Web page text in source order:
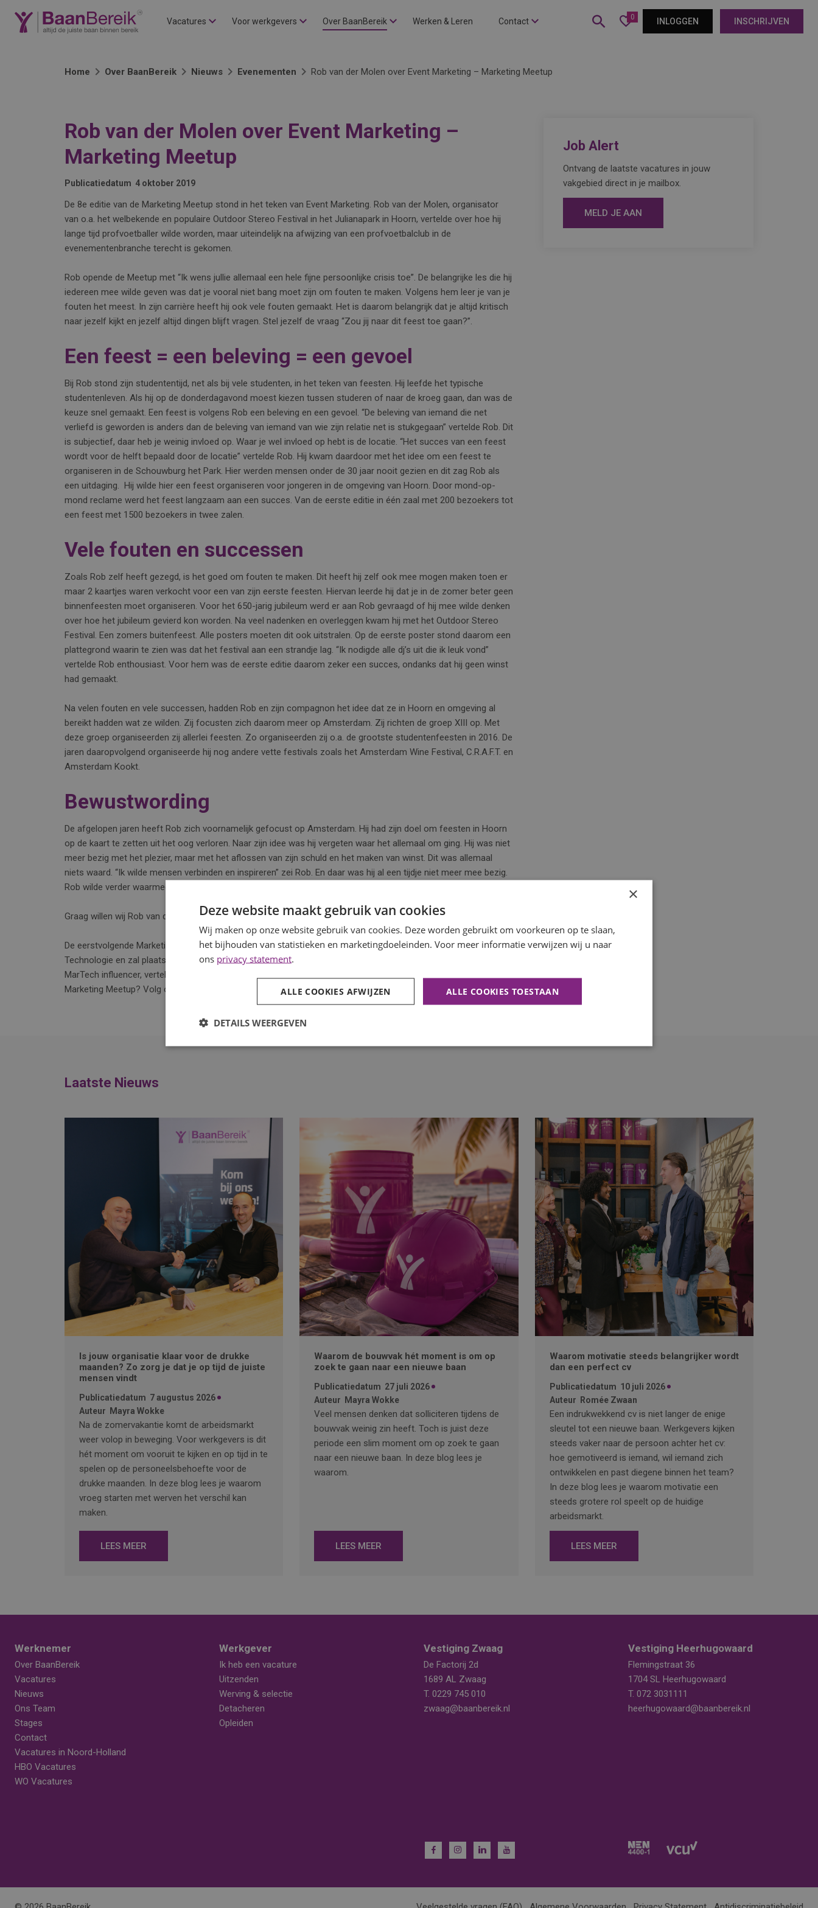
Vacatures Voor werkgevers Over BaanBereik Werken & Leren Contact 0 INLOGGEN INSCHRIJVEN
Home Over BaanBereik Nieuws Evenementen Rob van der Molen over Event Marketing – Marketing Meetup
Rob van der Molen over Event Marketing –
Marketing Meetup
Publicatiedatum 4 oktober 2019
De 8e editie van de Marketing Meetup stond in het teken van Event Marketing. Rob van der Molen, organisator
van o.a. het welbekende en populaire Outdoor Stereo Festival in het Julianapark in Hoorn, vertelde over hoe hij
lange tijd profvoetballer wilde worden, maar uiteindelijk na afwijzing van een profvoetbalclub in de
evenementenbranche terecht is gekomen.
Rob opende de Meetup met “Ik wens jullie allemaal een hele fijne persoonlijke crisis toe”. De belangrijke les die hij
iedereen mee wilde geven was dat je vooral niet bang moet zijn om fouten te maken. Volgens hem leer je van je
fouten het meest. In zijn carrière heeft hij ook vele fouten gemaakt. Het is daarom belangrijk dat je altijd kritisch
naar jezelf kijkt en jezelf altijd dingen blijft vragen. Stel jezelf de vraag “Zou jij naar dit feest toe gaan?”.
Een feest = een beleving = een gevoel
Bij Rob stond zijn studententijd, net als bij vele studenten, in het teken van feesten. Hij leefde het typische
studentenleven. Als hij op de donderdagavond moest kiezen tussen studeren of naar de kroeg gaan, dan was de
keuze snel gemaakt. Een feest is volgens Rob een beleving en een gevoel. “De beleving van iemand die net
verliefd is geworden is anders dan de beleving van iemand van wie zijn relatie net is stukgegaan” vertelde Rob. Dit
is subjectief, daar heb je weinig invloed op. Waar je wel invloed op hebt is de locatie. “Het succes van een feest
wordt voor de helft bepaald door de locatie” vertelde Rob. Hij kwam daardoor met het idee om een feest te
organiseren in de Schouwburg het Park. Hier werden mensen onder de 30 jaar nooit gezien en dit zag Rob als
een uitdaging. Hij wilde hier een feest organiseren voor jongeren in de omgeving van Hoorn. Door mond-op-
mond reclame werd het feest langzaam aan een succes. Van de eerste editie in één zaal met 200 bezoekers tot
een feest met 1500 bezoekers in twee zalen.
Vele fouten en successen
Zoals Rob zelf heeft gezegd, is het goed om fouten te maken. Dit heeft hij zelf ook mee mogen maken toen er
maar 2 kaartjes waren verkocht voor een van zijn eerste feesten. Hiervan leerde hij dat je in de zomer beter geen
binnenfeesten moet organiseren. Voor het 650-jarig jubileum werd er aan Rob gevraagd of hij mee wilde denken
over hoe het jubileum gevierd kon worden. Na veel nadenken en overleggen kwam hij met het Outdoor Stereo
Festival. Een zomers buitenfeest. Alle posters moeten dit ook uitstralen. Op de eerste poster stond daarom een
plattegrond waarin te zien was dat het festival aan een strandje lag. “Ik nodigde alle dj’s uit die ik leuk vond”
vertelde Rob enthousiast. Voor hem was de eerste editie daarom zeker een succes, ondanks dat hij geen winst
had gemaakt.
Na velen fouten en vele successen, hadden Rob en zijn compagnon het idee dat ze in Hoorn en omgeving al
bereikt hadden wat ze wilden. Zij focusten zich daarom meer op Amsterdam. Zij richten de groep XIII op. Met
deze groep organiseerden zij allerlei feesten. Zo organiseerden zij o.a. de grootste studentenfeesten in 2016. De
jaren daaropvolgend organiseerde hij nog andere vette festivals zoals het Amsterdam Wine Festival, C.R.A.F.T. en
Amsterdam Kookt.
Bewustwording
De afgelopen jaren heeft Rob zich voornamelijk gefocust op Amsterdam. Hij had zijn doel om feesten in Hoorn
op de kaart te zetten uit het oog verloren. Naar zijn idee was hij vergeten waar het allemaal om ging. Hij was niet
meer bezig met het plezier, maar met het aflossen van zijn schuld en het maken van winst. Dit was allemaal
niets waard. “Ik wilde mensen verbinden en inspireren” zei Rob. En daar was hij al een tijdje niet meer mee bezig.
Rob wilde verder waarmee hij was begonnen, het verbinden en inspireren van mensen in de omgeving van Hoorn.
Graag willen wij Rob van der Molen van harte bedanken voor deze inspirerende en leerzame middag.
De eerstvolgende Marketing Meetup is donderdagmidadg 28 november. Deze Meetup gaat over Marketing
Technologie en zal plaatsvinden bij het online marketingbureau Bambuu in Purmerend. Hier zal Frans Riemersma,
MarTech influencer, vertellen over alle ins & outs over Marketing Technologie. Wilt u niks missen van de
Marketing Meetup? Volg ons op LinkedIn: Marketing Meetup NH.
Job Alert
Ontvang de laatste vacatures in jouw
vakgebied direct in je mailbox.
MELD JE AAN
Laatste Nieuws
Is jouw organisatie klaar voor de drukke
maanden? Zo zorg je dat je op tijd de juiste
mensen vindt
Publicatiedatum 7 augustus 2026
Auteur
Mayra Wokke
Na de zomervakantie komt de arbeidsmarkt
weer volop in beweging. Voor werkgevers is dit
hét moment om vooruit te kijken en op tijd in te
spelen op de personeelsbehoefte voor de
drukke maanden. In deze blog lees je waarom
vroeg starten met werven het verschil kan
maken.
LEES MEER
Waarom de bouwvak hét moment is om op
zoek te gaan naar een nieuwe baan
Publicatiedatum 27 juli 2026
Auteur
Mayra Wokke
Veel mensen denken dat solliciteren tijdens de
bouwvak weinig zin heeft. Toch is juist deze
periode een slim moment om op zoek te gaan
naar een nieuwe baan. In deze blog lees je
waarom.
LEES MEER
Waarom motivatie steeds belangrijker wordt
dan een perfect cv
Publicatiedatum 10 juli 2026
Auteur
Romée Zwaan
Een indrukwekkend cv is niet langer de enige
sleutel tot een nieuwe baan. Werkgevers kijken
steeds vaker naar de persoon achter het cv:
hoe gemotiveerd is iemand, wil iemand zich
ontwikkelen en past diegene binnen het team?
In deze blog lees je waarom motivatie een
steeds grotere rol speelt op de huidige
arbeidsmarkt.
LEES MEER
Werknemer
Over BaanBereik
Vacatures
Nieuws
Ons Team
Stages
Contact
Vacatures in Noord-Holland
HBO Vacatures
WO Vacatures
Werkgever
Ik heb een vacature
Uitzenden
Werving & selectie
Detacheren
Opleiden
Vestiging Zwaag
De Factorij 2d
1689 AL Zwaag
T. 0229 745 010
zwaag@baanbereik.nl
Vestiging Heerhugowaard
Flemingstraat 36
1704 SL Heerhugowaard
T. 072 3031111
heerhugowaard@baanbereik.nl
×
Deze website maakt gebruik van cookies
Wij maken op onze website gebruik van cookies. Deze worden gebruikt om voorkeuren op te slaan,
het bijhouden van statistieken en marketingdoeleinden. Voor meer informatie verwijzen wij u naar
ons privacy statement.
ALLE COOKIES TOESTAAN
ALLE COOKIES AFWIJZEN
DETAILS WEERGEVEN